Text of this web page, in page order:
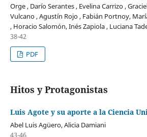
Orge , Darío Serantes , Evelina Carrizo ,
Vulcano , Agustín Rojo , Fabián Portnoy,
, Horacio Salomón, Inés Zapiola , Luciana
38-42
PDF
Hitos y Protagonistas
Luis Agote y su aporte a la Ciencia
Abel Luis Agüero, Alicia Damiani
43-46